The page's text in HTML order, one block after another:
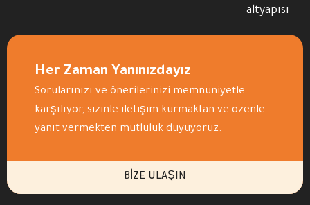
altyapısı
Her Zaman Yanınızdayız
Sorularınızı ve önerilerinizi memnuniyetle
karşılıyor, sizinle iletişim kurmaktan ve özenle
yanıt vermekten mutluluk duyuyoruz.
BIZE ULAŞIN